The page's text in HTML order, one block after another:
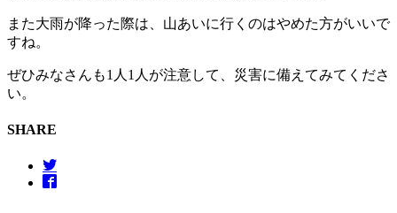
また大雨が降った際は、山あいに行くのはやめた方がいいで
すね。
ぜひみなさんも1人1人が注意して、災害に備えてみてくださ
い。
SHARE